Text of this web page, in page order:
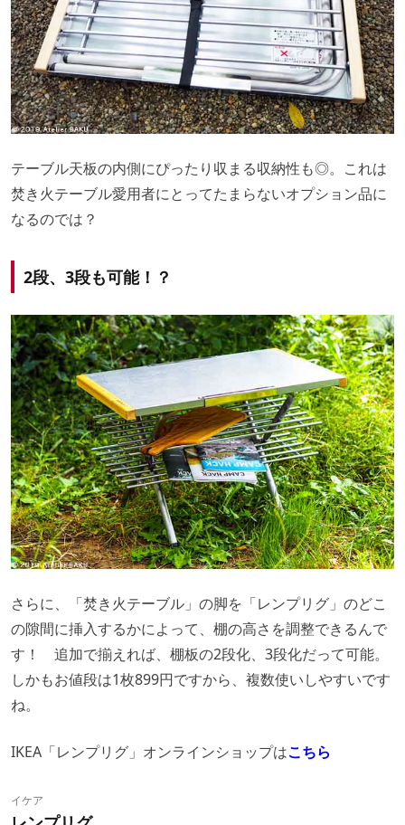
テーブル天板の内側にぴったり収まる収納性も◎。これは
焚き火テーブル愛用者にとってたまらないオプション品に
なるのでは？
2段、3段も可能！？
さらに、「焚き火テーブル」の脚を「レンプリグ」のどこ
の隙間に挿入するかによって、棚の高さを調整できるんで
す！ 追加で揃えれば、棚板の2段化、3段化だって可能。
しかもお値段は1枚899円ですから、複数使いしやすいです
ね。
IKEA「レンプリグ」オンラインショップはこちら
イケア